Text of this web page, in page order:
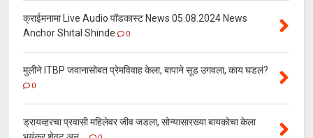
क्राईमनामा Live Audio पॉडकास्ट News 05.08.2024 News
Anchor Shital Shinde
0
मुलीने ITBP जवानासोबत प्रेमविवाह केला, बापाने सूड उगवला, काय घडलं?
0
ड्रायव्हरचा प्रवासी महिलेवर जीव जडला, सोन्यासारख्या बायकोचा केला